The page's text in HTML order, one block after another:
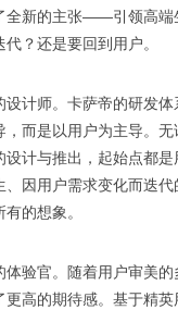
全新的主张——引领高端
？还是要回到用户。
设计师。卡萨帝的研发
，而是以用户为主导。无
设计与推出，起始点都
、因用户需求变化而迭代
的想象。
体验官。随着用户审美
更高的期待感。基于精